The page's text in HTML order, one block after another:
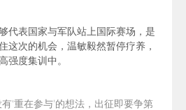
代表国家与军队站上国际赛场，是
这次的机会， 温敏毅然暂停疗养，
强度集训中。
‘重在参与’的想法，出征即要争第